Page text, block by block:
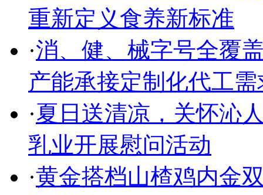
重新定义食养新标准
·消、健、械字号全覆
产能承接定制化代工需
·夏日送清凉，关怀沁
乳业开展慰问活动
·黄金搭档山楂鸡内金